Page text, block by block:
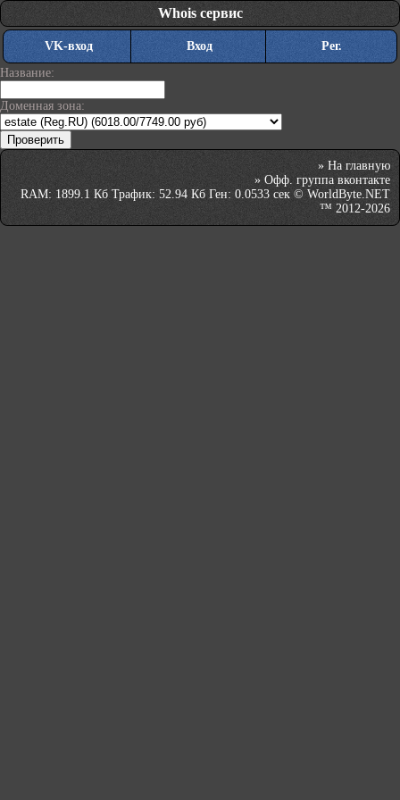
Whois сервис
VK-вход Вход
Рег.
Название:
Доменная зона:
» На главную
» Офф. группа вконтакте
RAM: 1899.1 Кб Трафик: 52.94 Кб Ген: 0.0533 сек © WorldByte.NET
™ 2012-2026